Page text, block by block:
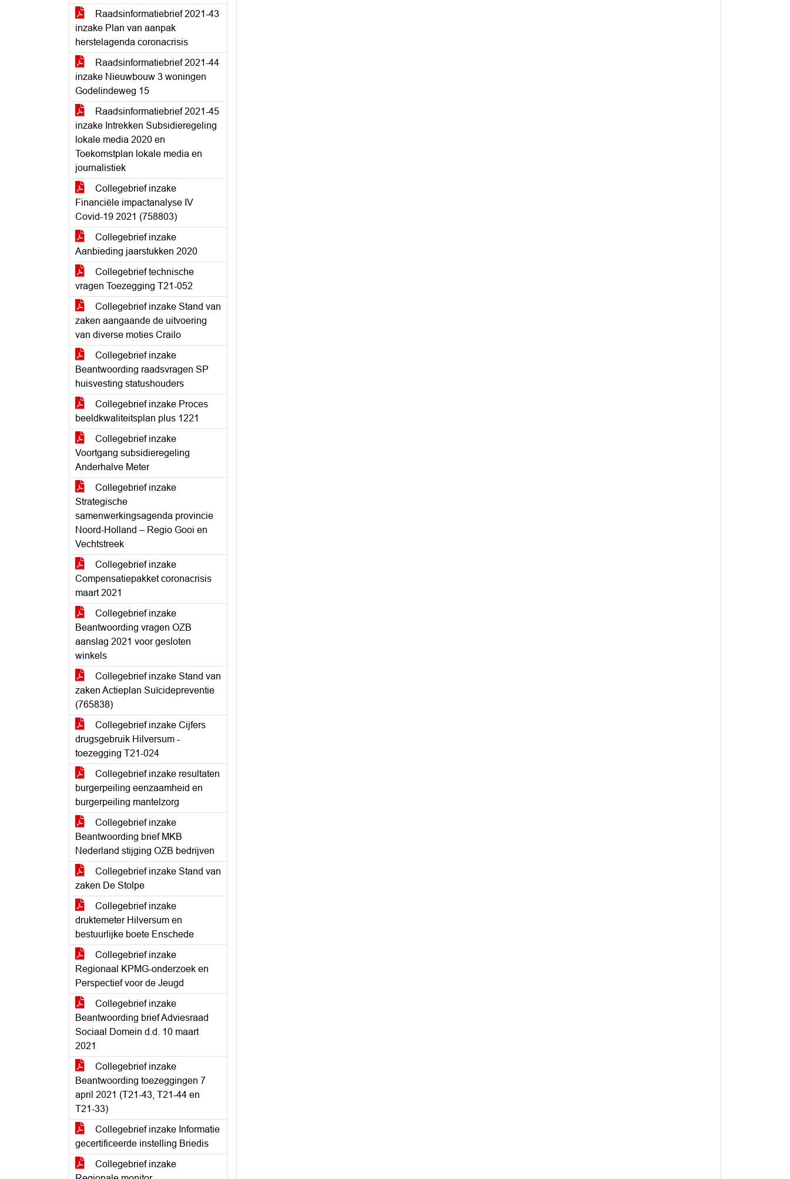
Raadsinformatiebrief 2021-43
inzake Plan van aanpak
herstelagenda coronacrisis
Raadsinformatiebrief 2021-44
inzake Nieuwbouw 3 woningen
Godelindeweg 15
Raadsinformatiebrief 2021-45
inzake Intrekken Subsidieregeling
lokale media 2020 en
Toekomstplan lokale media en
journalistiek
Collegebrief inzake
Financiële impactanalyse IV
Covid-19 2021 (758803)
Collegebrief inzake
Aanbieding jaarstukken 2020
Collegebrief technische
vragen Toezegging T21-052
Collegebrief inzake Stand van
zaken aangaande de uitvoering
van diverse moties Crailo
Collegebrief inzake
Beantwoording raadsvragen SP
huisvesting statushouders
Collegebrief inzake Proces
beeldkwaliteitsplan plus 1221
Collegebrief inzake
Voortgang subsidieregeling
Anderhalve Meter
Collegebrief inzake
Strategische
samenwerkingsagenda provincie
Noord-Holland – Regio Gooi en
Vechtstreek
Collegebrief inzake
Compensatiepakket coronacrisis
maart 2021
Collegebrief inzake
Beantwoording vragen OZB
aanslag 2021 voor gesloten
winkels
Collegebrief inzake Stand van
zaken Actieplan Suïcidepreventie
(765838)
Collegebrief inzake Cijfers
drugsgebruik Hilversum -
toezegging T21-024
Collegebrief inzake resultaten
burgerpeiling eenzaamheid en
burgerpeiling mantelzorg
Collegebrief inzake
Beantwoording brief MKB
Nederland stijging OZB bedrijven
Collegebrief inzake Stand van
zaken De Stolpe
Collegebrief inzake
druktemeter Hilversum en
bestuurlijke boete Enschede
Collegebrief inzake
Regionaal KPMG-onderzoek en
Perspectief voor de Jeugd
Collegebrief inzake
Beantwoording brief Adviesraad
Sociaal Domein d.d. 10 maart
2021
Collegebrief inzake
Beantwoording toezeggingen 7
april 2021 (T21-43, T21-44 en
T21-33)
Collegebrief inzake Informatie
gecertificeerde instelling Briedis
Collegebrief inzake